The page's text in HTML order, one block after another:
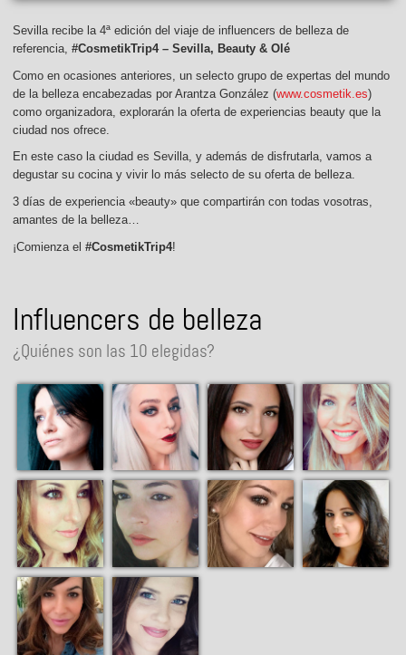
Sevilla recibe la 4ª edición del viaje de influencers de belleza de
referencia,#CosmetikTrip4 – Sevilla, Beauty & Olé
Como en ocasiones anteriores, un selecto grupo de expertas del mundo
de la belleza encabezadas por Arantza González (www.cosmetik.es)
como organizadora, explorarán la oferta de experiencias beauty que la
ciudad nos ofrece.
En este caso la ciudad es Sevilla, y además de disfrutarla, vamos a
degustar su cocina y vivir lo más selecto de su oferta de belleza.
3 días de experiencia «beauty» que compartirán con todas vosotras,
amantes de la belleza…
¡Comienza el#CosmetikTrip4!
Influencers de belleza
¿Quiénes son las 10 elegidas?